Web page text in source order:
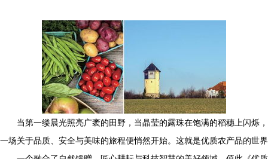
当第一缕晨光照亮广袤的田野，当晶莹的露珠在饱满的稻穗上闪烁，
一场关于品质、安全与美味的旅程便悄然开始。这就是优质农产品的世界